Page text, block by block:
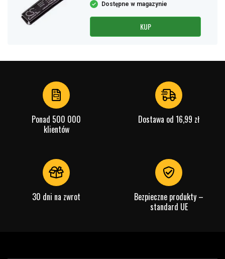
Dostępne w magazynie
KUP
Ponad 500 000
klientów
Dostawa od 16,99 zł
30 dni na zwrot
Bezpieczne produkty –
standard UE